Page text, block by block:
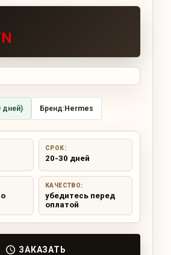
дней) Бренд:Hermes
СРОК:
20-30 дней
КАЧЕСТВО:
убедитесь перед
оплатой
ЗАКАЗАТЬ